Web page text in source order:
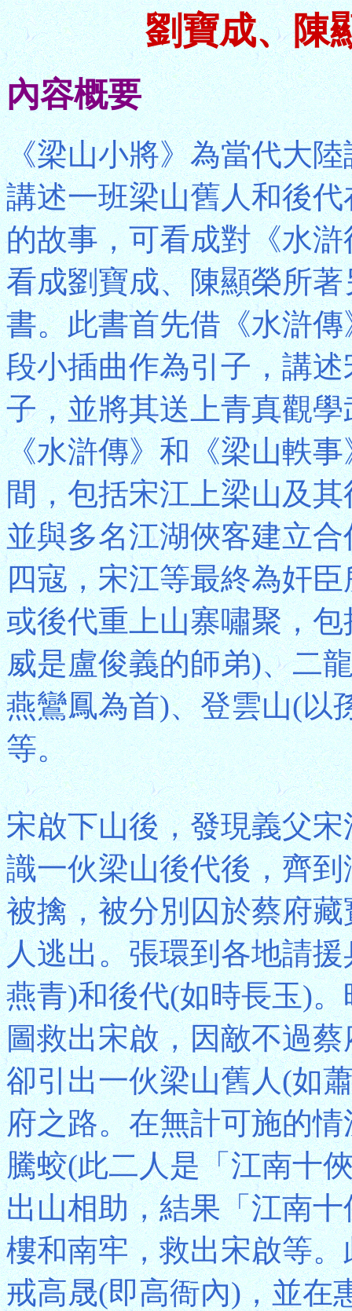
劉寶成、陳
內容概要
《梁山小將》為當代大
講述一班梁山舊人和後
的故事，可看成對《水
看成劉寶成、陳顯榮所
書。此書首先借《水滸
段小插曲作為引子，講
子，並將其送上青真觀
《水滸傳》和《梁山軼
間，包括宋江上梁山及
並與多名江湖俠客建立
四寇，宋江等最終為奸
或後代重上山寨嘯聚，
威是盧俊義的師弟)、二
燕鸞鳳為首)、登雲山(以
等。
宋啟下山後，發現義父
識一伙梁山後代後，齊
被擒，被分別囚於蔡府
人逃出。張環到各地請
燕青)和後代(如時長玉)
圖救出宋啟，因敵不過
卻引出一伙梁山舊人(如
府之路。在無計可施的
騰蛟(此二人是「江南十
出山相助，結果「江南
樓和南牢，救出宋啟等
戒高晟(即高衙內)，並在